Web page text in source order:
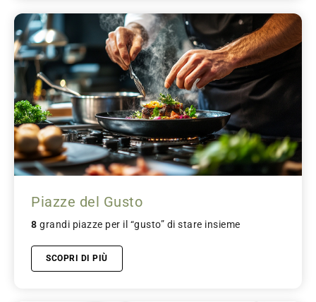
Piazze del Gusto
8 grandi piazze per il “gusto” di stare insieme
SCOPRI DI PIÙ